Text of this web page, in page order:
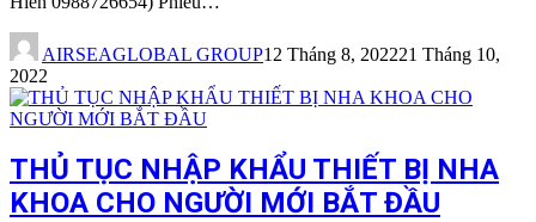
AIRSEAGLOBAL GROUP12 Tháng 8, 202221 Tháng 10,
2022
THỦ TỤC NHẬP KHẨU THIẾT BỊ NHA
KHOA CHO NGƯỜI MỚI BẮT ĐẦU